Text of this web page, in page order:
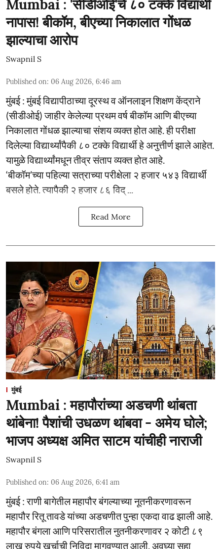
Mumbai : 'सीडीओई'चे ८० टक्के विद्यार्थी
नापास! बीकॉम, बीएच्या निकालात गोंधळ
झाल्याचा आरोप
Swapnil S
Published on: 06 Aug 2026, 6:46 am
मुंबई : मुंबई विद्यापीठाच्या दूरस्थ व ऑनलाइन शिक्षण केंद्राने
(सीडीओई) जाहीर केलेल्या प्रथम वर्ष बीकॉम आणि बीएच्या
निकालात गोंधळ झाल्याचा संशय व्यक्त होत आहे. ही परीक्षा
दिलेल्या विद्यार्थ्यांपैकी ८० टक्के विद्यार्थी हे अनुत्तीर्ण झाले आहेत.
यामुळे विद्यार्थ्यांमधून तीव्र संताप व्यक्त होत आहे.
‘बीकॉम’च्या पहिल्या सत्राच्या परीक्षेला २ हजार ५४३ विद्यार्थी
बसले होते. त्यापैकी २ हजार ८६ विद् ...
Read More
मुंबई
Mumbai : महापौरांच्या अडचणी थांबता
थांबेना! पैशांची उधळण थांबवा - अमेय घोले;
भाजप अध्यक्ष अमित साटम यांचीही नाराजी
Swapnil S
Published on: 06 Aug 2026, 6:41 am
मुंबई : राणी बागेतील महापौर बंगल्याच्या नूतनीकरणावरून
महापौर रितू तावडे यांच्या अडचणीत पुन्हा एकदा वाढ झाली आहे.
महापौर बंगला आणि परिसरातील नुतनीकरणावर २ कोटी ८९
लाख रुपये खर्चाची निविदा मागवण्यात आली. अवघ्या सहा